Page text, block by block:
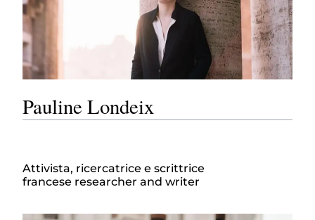
Pauline Londeix
Attivista, ricercatrice e scrittrice
francese researcher and writer